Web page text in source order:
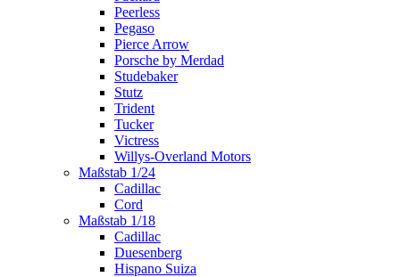
Peerless
Pegaso
Pierce Arrow
Porsche by Merdad
Studebaker
Stutz
Trident
Tucker
Victress
Willys-Overland Motors
Maßstab 1/24
Cadillac
Cord
Maßstab 1/18
Cadillac
Duesenberg
Hispano Suiza